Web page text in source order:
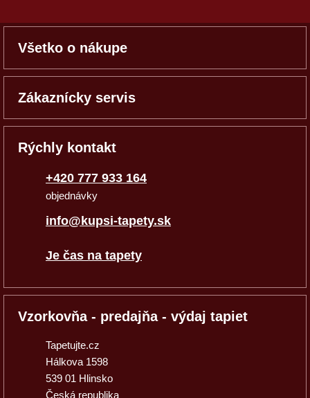
Všetko o nákupe
Zákaznícky servis
Rýchly kontakt
+420 777 933 164
objednávky
info@kupsi-tapety.sk
Je čas na tapety
Vzorkovňa - predajňa - výdaj tapiet
Tapetujte.cz
Hálkova 1598
539 01 Hlinsko
Česká republika